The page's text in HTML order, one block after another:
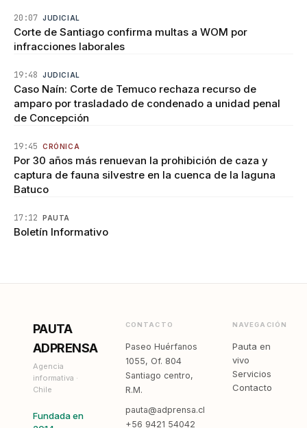
20:07 JUDICIAL
Corte de Santiago confirma multas a WOM por
infracciones laborales
19:48 JUDICIAL
Caso Naín: Corte de Temuco rechaza recurso de
amparo por trasladado de condenado a unidad penal
de Concepción
19:45 CRÓNICA
Por 30 años más renuevan la prohibición de caza y
captura de fauna silvestre en la cuenca de la laguna
Batuco
17:12 PAUTA
Boletín Informativo
PAUTA
ADPRENSA
Agencia
informativa ·
Chile
Fundada en
CONTACTO
Paseo Huérfanos
1055, Of. 804
Santiago centro,
R.M.
pauta@adprensa.cl
+56 9421 54042
NAVEGACIÓN
Pauta en
vivo
Servicios
Contacto